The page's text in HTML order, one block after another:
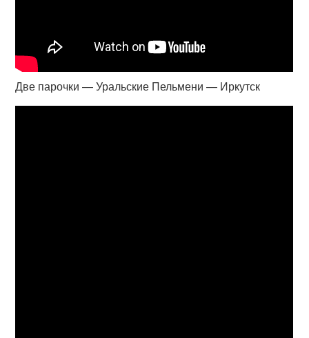
Две парочки — Уральские Пельмени — Иркутск